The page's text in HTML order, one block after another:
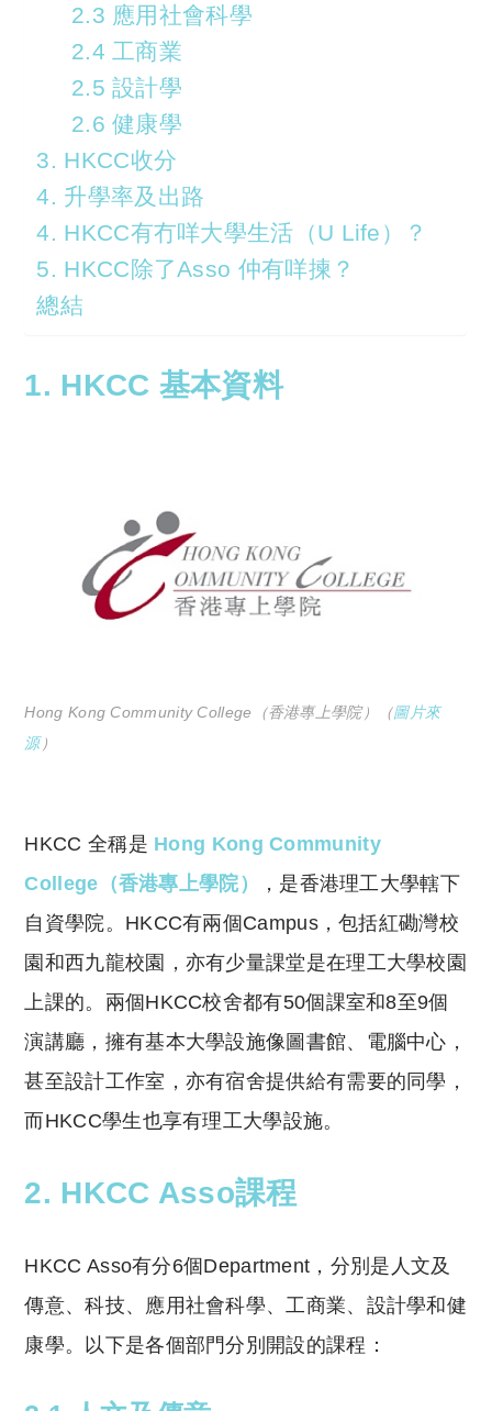
2.3 應用社會科學
2.4 工商業
2.5 設計學
2.6 健康學
3. HKCC收分
4. 升學率及出路
4. HKCC有冇咩大學生活（U Life）？
5. HKCC除了Asso 仲有咩揀？
總結
1. HKCC 基本資料
Hong Kong Community College（香港專上學院）（圖片來
源）
HKCC 全稱是 Hong Kong Community
College（香港專上學院）
，是香港理工大學轄下
自資學院。HKCC有兩個Campus，包括紅磡灣校
園和西九龍校園，亦有少量課堂是在理工大學校園
上課的。兩個HKCC校舍都有50個課室和8至9個
演講廳，擁有基本大學設施像圖書館、電腦中心，
甚至設計工作室，亦有宿舍提供給有需要的同學，
而HKCC學生也享有理工大學設施。
2. HKCC Asso課程
HKCC Asso有分6個Department，分別是人文及
傳意、科技、應用社會科學、工商業、設計學和健
康學。以下是各個部門分別開設的課程：